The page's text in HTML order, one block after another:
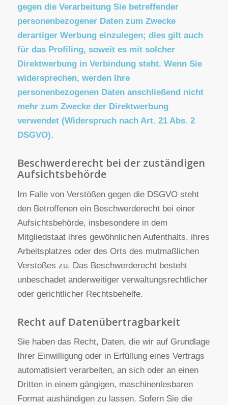
Verarbeitung dient der Geltendmachung,
Ausübung oder Verteidigung von
Rechtsansprüchen (Widerspruch nach Art. 21
Abs. 1 DSGVO).
Werden Ihre personenbezogenen Daten
verarbeitet, um Direktwerbung zu betreiben, so
haben Sie das Recht, jederzeit Widerspruch
gegen die Verarbeitung Sie betreffender
personenbezogener Daten zum Zwecke
derartiger Werbung einzulegen; dies gilt auch
Direktwerbung in Verbindung steht. Wenn Sie
personenbezogenen Daten anschließend nicht
mehr zum Zwecke der Direktwerbung
verwendet (Widerspruch nach Art. 21 Abs. 2
DSGVO).
Beschwerderecht bei der zuständigen
Aufsichtsbehörde
Im Falle von Verstößen gegen die DSGVO steht
Aufsichtsbehörde, insbesondere in dem
Mitgliedstaat ihres gewöhnlichen Aufenthalts, ihres
Arbeitsplatzes oder des Orts des mutmaßlichen
Verstoßes zu. Das Beschwerderecht besteht
unbeschadet anderweitiger verwaltungsrechtlicher
oder gerichtlicher Rechtsbehelfe.